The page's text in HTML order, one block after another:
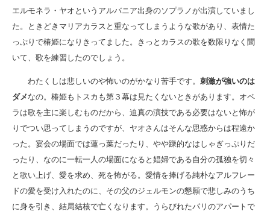
エルモネラ・ヤオというアルバニア出身のソプラノが出演していまし
た。ときどきマリアカラスと重なってしまうような歌があり、表情た
っぷりで椿姫になりきってました。きっとカラスの歌を数限りなく聞
いて、歌を練習したのでしょう。
わたくしは悲しいのや怖いのがかなり苦手です。 刺激が強いのは
ダメ なの。椿姫もトスカも第３幕は見たくないときがあります。オペ
ラは歌を主に楽しむものだから、迫真の演技である必要はないと怖が
りでつい思ってしまうのですが、ヤオさんはそんな思惑からは程遠か
った。宴会の場面では蓮っ葉だったり、やや躁的なはしゃぎっぷりだ
ったり、なのに一転一人の場面になると娼婦である自分の孤独を切々
と歌い上げ、愛を求め、死を怖がる。愛情を捧げる純朴なアルフレー
ドの愛を受け入れたのに、その父のジェルモンの懇願で悲しみのうち
に身を引き、結局結核で亡くなります。うらびれたパリのアパートで